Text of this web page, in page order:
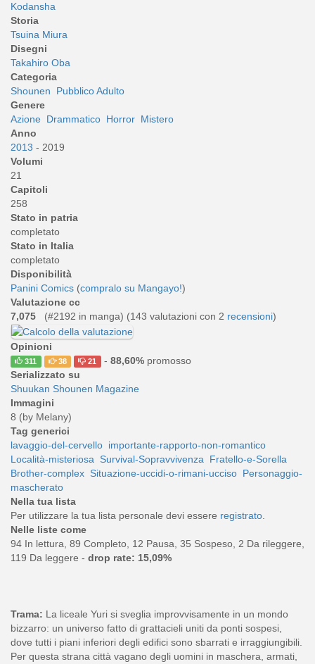
Kodansha
Storia
Tsuina Miura
Disegni
Takahiro Oba
Categoria
Shounen
Pubblico Adulto
Genere
Azione Drammatico Horror Mistero
Anno
2013 - 2019
Volumi
21
Capitoli
258
Stato in patria
completato
Stato in Italia
completato
Disponibilità
Panini Comics (compralo su Mangayo!)
Valutazione cc
7,075
(#2192 in manga) (143 valutazioni con 2 recensioni)
Opinioni
311 38 21 - 88,60%promosso
Serializzato su
Shuukan Shounen Magazine
Immagini
8 (by Melany)
Tag generici
lavaggio-del-cervello importante-rapporto-non-romantico
Località-misteriosa
Survival-Sopravvivenza
Fratello-e-Sorella
Brother-complex Situazione-uccidi-o-rimani-ucciso Personaggio-
mascherato
Nella tua lista
Per utilizzare la tua lista personale devi essere registrato
Nelle liste come
94 In lettura, 89 Completo, 12 Pausa, 35 Sospeso, 2 Da rileggere,
119 Da leggere - drop rate: 15,09%
Trama: La liceale Yuri si sveglia improvvisamente in un mondo
bizzarro: un universo fatto di grattacieli uniti da ponti sospesi,
dove tutti i piani inferiori degli edifici sono sbarrati e irraggiungibili.
Per questa strana città vagano degli uomini in maschera, armati,